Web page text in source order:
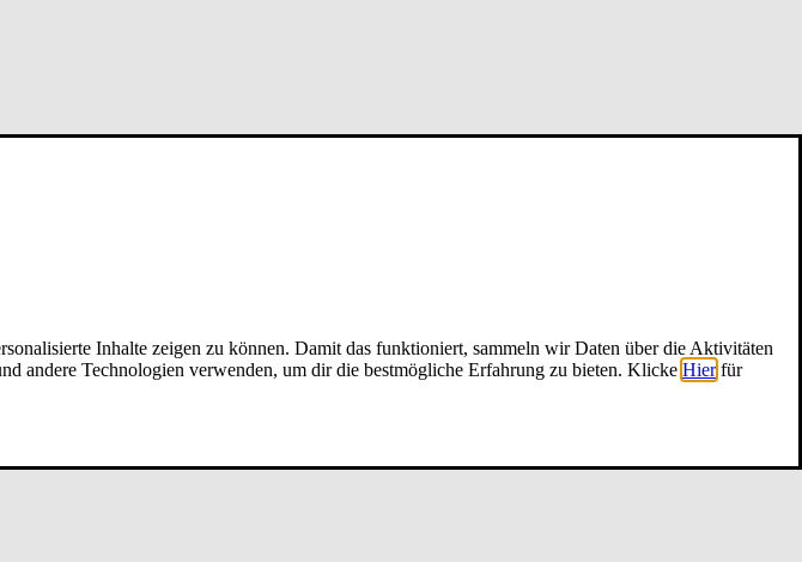
Inhalte zeigen zu können. Damit das funktioniert, sammeln wir Daten über die Aktivitäten
andere Technologien verwenden, um dir die bestmögliche Erfahrung zu bieten. Klicke Hier für